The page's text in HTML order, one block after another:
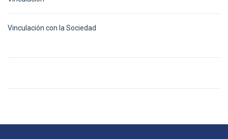
Vinculación con la Sociedad